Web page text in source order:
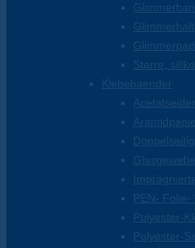
Starre,
Klebebaender
PEN-
Polyester-
Polyester-